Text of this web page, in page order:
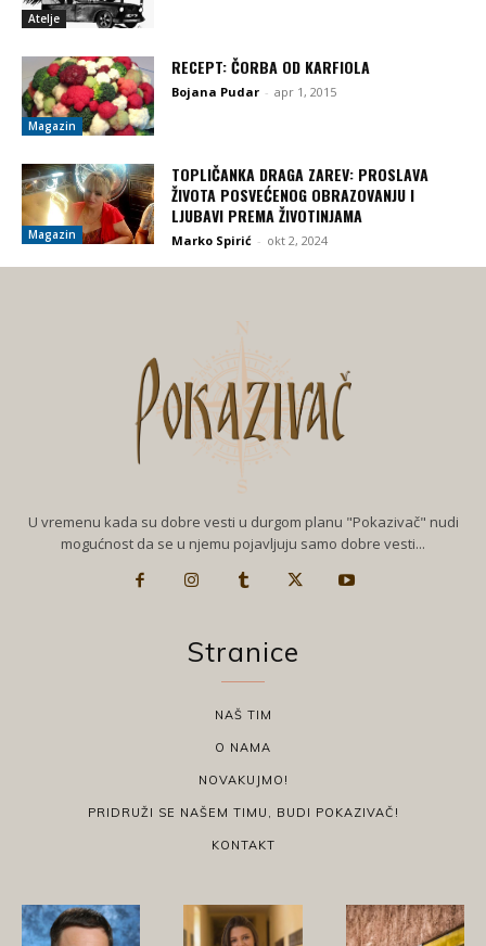
Atelje
Magazin
RECEPT: ČORBA OD KARFIOLA
Bojana Pudar - apr 1, 2015
Magazin
TOPLIČANKA DRAGA ZAREV: PROSLAVA
ŽIVOTA POSVEĆENOG OBRAZOVANJU I
LJUBAVI PREMA ŽIVOTINJAMA
Marko Spirić - okt 2, 2024
U vremenu kada su dobre vesti u durgom planu "Pokazivač" nudi
mogućnost da se u njemu pojavljuju samo dobre vesti...
Stranice
NAŠ TIM
O NAMA
NOVAKUJMO!
PRIDRUŽI SE NAŠEM TIMU, BUDI POKAZIVAČ!
KONTAKT